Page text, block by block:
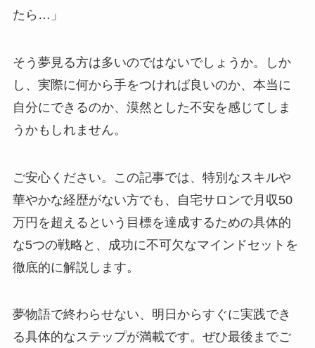
たら…」
そう夢見る方は多いのではないでしょうか。しか
し、実際に何から手をつければ良いのか、本当に
自分にできるのか、漠然とした不安を感じてしま
うかもしれません。
ご安心ください。この記事では、特別なスキルや
華やかな経歴がない方でも、自宅サロンで月収50
万円を超えるという目標を達成するための具体的
な5つの戦略と、成功に不可欠なマインドセットを
徹底的に解説します。
夢物語で終わらせない、明日からすぐに実践でき
る具体的なステップが満載です。ぜひ最後までご